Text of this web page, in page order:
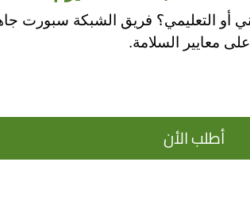
التعليمي؟ فريق الشبكة سبورت
معايير السلامة.
أطلب الأن